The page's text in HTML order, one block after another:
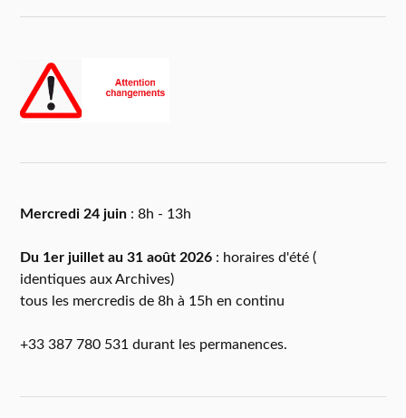
Mercredi 24 juin : 8h - 13h
Du 1er juillet au 31 août 2026 : horaires d'été (
identiques aux Archives)
tous les mercredis de 8h à 15h en continu
+33 387 780 531 durant les permanences.